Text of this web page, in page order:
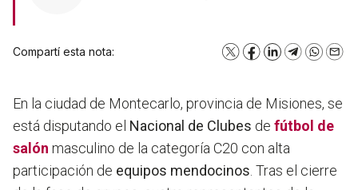
Compartí esta nota: X Facebook
LinkedInTelegram
En la ciudad de Montecarlo, provincia de Misiones, se
está disputando el Nacional de Clubes de fútbol de
salón masculino de la categoría C20 con alta
participación de equipos mendocinos . Tras el cierre